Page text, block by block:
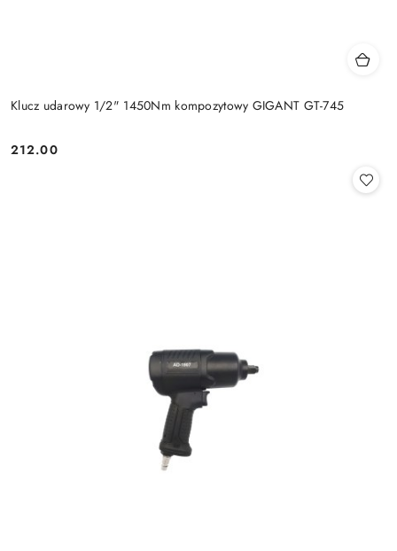
Klucz udarowy 1/2" 1450Nm kompozytowy GIGANT GT-745
Cena:
212.00